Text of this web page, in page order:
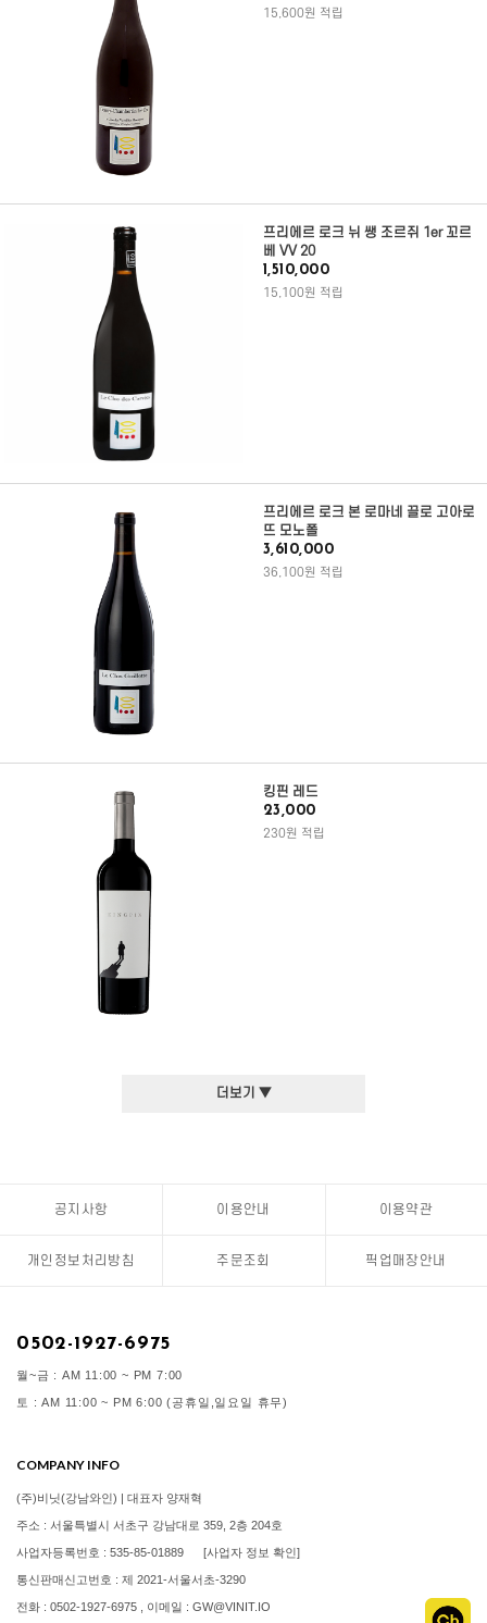
15,600원 적립
프리에르 로크 뉘 쌩 조르쥐 1er 꼬르
베 VV 20
1,510,000
15,100원 적립
프리에르 로크 본 로마네 끌로 고아로
뜨 모노폴
3,610,000
36,100원 적립
킹핀 레드
23,000
230원 적립
더보기 ▼
공지사항 이용안내 이용약관
개인정보처리방침 주문조회 픽업매장안내
0502-1927-6975
월~금 : AM 11:00 ~ PM 7:00
토 : AM 11:00 ~ PM 6:00 (공휴일,일요일 휴무)
COMPANY INFO
(주)비닛(강남와인) | 대표자 양재혁
주소 : 서울특별시 서초구 강남대로 359, 2층 204호
사업자등록번호 : 535-85-01889 [사업자 정보 확인]
통신판매신고번호 : 제 2021-서울서초-3290
전화 : 0502-1927-6975 , 이메일 : GW@VINIT.IO